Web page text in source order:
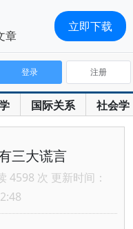
国际关系 社会学
登录 注册
三大谎言
4598 次 更新时间：
章
立即下载